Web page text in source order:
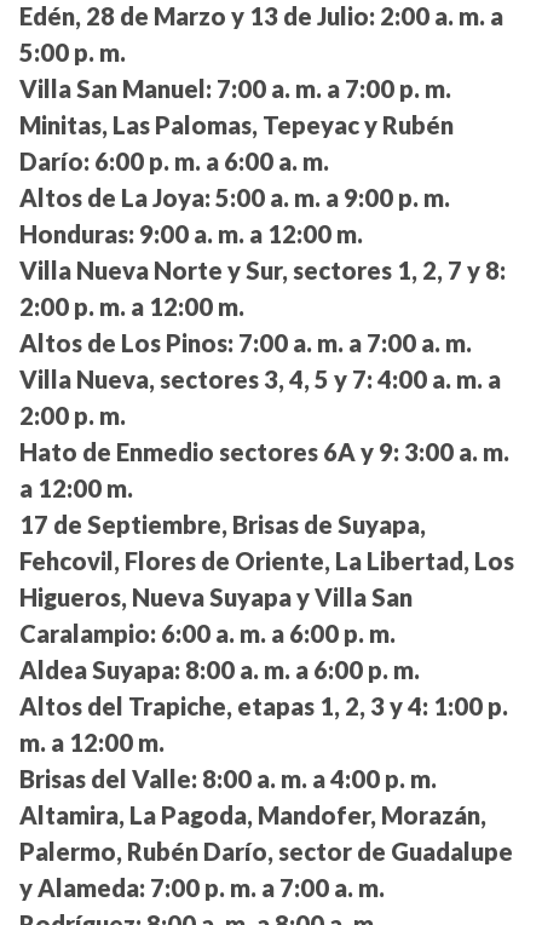
Edén, 28 de Marzo y 13 de Julio: 2:00 a. m. a
5:00 p. m.
Villa San Manuel: 7:00 a. m. a 7:00 p. m.
Minitas, Las Palomas, Tepeyac y Rubén
Darío: 6:00 p. m. a 6:00 a. m.
Altos de La Joya: 5:00 a. m. a 9:00 p. m.
Honduras: 9:00 a. m. a 12:00 m.
Villa Nueva Norte y Sur, sectores 1, 2, 7 y 8:
2:00 p. m. a 12:00 m.
Altos de Los Pinos: 7:00 a. m. a 7:00 a. m.
Villa Nueva, sectores 3, 4, 5 y 7: 4:00 a. m. a
2:00 p. m.
Hato de Enmedio sectores 6A y 9: 3:00 a. m.
a 12:00 m.
17 de Septiembre, Brisas de Suyapa,
Fehcovil, Flores de Oriente, La Libertad, Los
Higueros, Nueva Suyapa y Villa San
Caralampio: 6:00 a. m. a 6:00 p. m.
Aldea Suyapa: 8:00 a. m. a 6:00 p. m.
Altos del Trapiche, etapas 1, 2, 3 y 4: 1:00 p.
m. a 12:00 m.
Brisas del Valle: 8:00 a. m. a 4:00 p. m.
Altamira, La Pagoda, Mandofer, Morazán,
Palermo, Rubén Darío, sector de Guadalupe
y Alameda: 7:00 p. m. a 7:00 a. m.